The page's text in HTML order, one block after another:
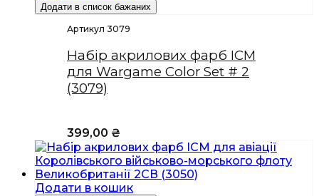
Додати в список бажаних
Артикул 3079
Набір акрилових фарб ICM
для Wargame Color Set # 2
(3079)
399,00 ₴
Додати в кошик